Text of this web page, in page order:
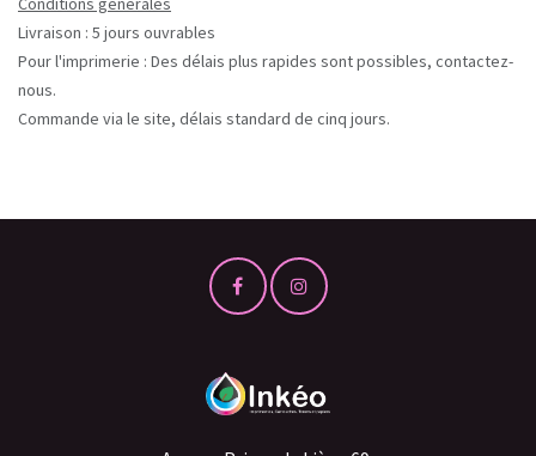
Livraison : 5 jours ouvrables
Pour l'imprimerie : Des délais plus rapides sont possibles, contactez-
nous.
Commande via le site, délais standard de cinq jours.